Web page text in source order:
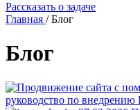
Рассказать о задаче
Главная / Блог
Блог